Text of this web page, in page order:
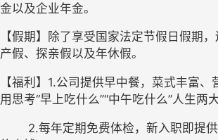
金以及企业年金。
【假期】除了享受国家法定节假日假期，
产假、探亲假以及年休假。
【福利】1.公司提供早中餐，菜式丰富
用思考“早上吃什么”“中午吃什么”人生两